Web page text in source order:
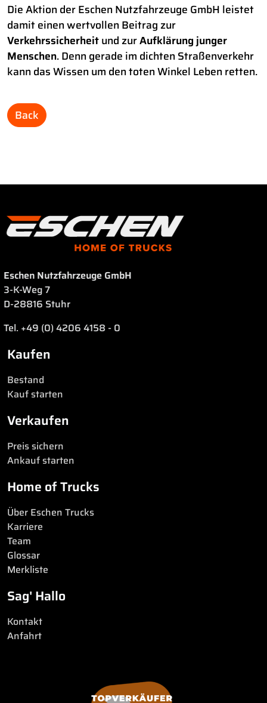
Die Aktion der Eschen Nutzfahrzeuge GmbH leistet
damit einen wertvollen Beitrag zur
Verkehrssicherheitund zurAufklärung junger
Menschen. Denn gerade im dichten Straßenverkehr
kann das Wissen um den toten Winkel Leben retten.
Back
Eschen Nutzfahrzeuge GmbH
3-K-Weg 7
D-28816 Stuhr
Tel. +49 (0) 4206 4158 - 0
Kaufen
Bestand
Kauf starten
Verkaufen
Preis sichern
Ankauf starten
Home of Trucks
Über Eschen Trucks
Karriere
Team
Glossar
Merkliste
Sag' Hallo
Kontakt
Anfahrt